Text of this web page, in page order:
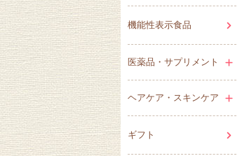
機能性表示食品
医薬品・サプリメント
ヘアケア・スキンケア
ギフト